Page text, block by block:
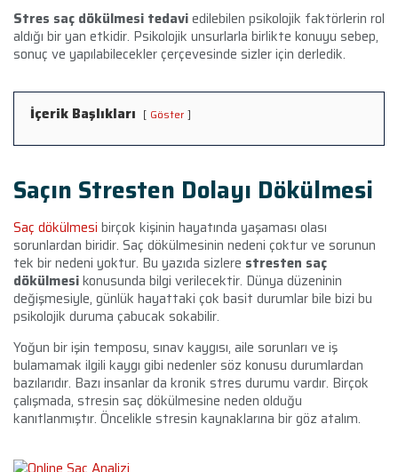
Stres saç dökülmesi tedaviedilebilen psikolojik faktörlerin rol
aldığı bir yan etkidir. Psikolojik unsurlarla birlikte konuyu sebep,
sonuç ve yapılabilecekler çerçevesinde sizler için derledik.
İçerik Başlıkları Göster
Saçın Stresten Dolayı Dökülmesi
Saç dökülmesi birçok kişinin hayatında yaşaması olası
sorunlardan biridir. Saç dökülmesinin nedeni çoktur ve sorunun
tek bir nedeni yoktur. Bu yazıda sizlere stresten saç
dökülmesikonusunda bilgi verilecektir. Dünya düzeninin
değişmesiyle, günlük hayattaki çok basit durumlar bile bizi bu
psikolojik duruma çabucak sokabilir.
Yoğun bir işin temposu, sınav kaygısı, aile sorunları ve iş
bulamamak ilgili kaygı gibi nedenler söz konusu durumlardan
bazılarıdır. Bazı insanlar da kronik stres durumu vardır. Birçok
çalışmada, stresin saç dökülmesine neden olduğu
kanıtlanmıştır. Öncelikle stresin kaynaklarına bir göz atalım.